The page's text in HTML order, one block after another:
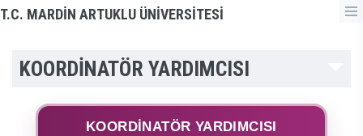
T.C. MARDİN ARTUKLU ÜNİVERSİTESİ
KOORDİNATÖR YARDIMCISI
KOORDİNATÖR YARDIMCISI